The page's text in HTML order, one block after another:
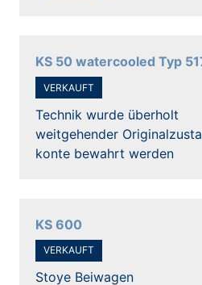
KS 50 watercooled Typ
VERKAUFT
Technik wurde überholt
weitgehender
konte bewahrt werden
KS 600
VERKAUFT
Stoye Beiwagen